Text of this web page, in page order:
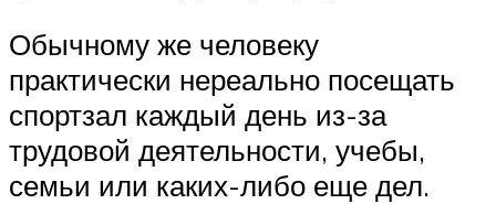
Обычному же человеку
практически нереально посещать
спортзал каждый день из-за
трудовой деятельности, учебы,
семьи или каких-либо еще дел.